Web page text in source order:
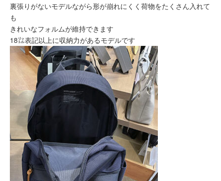
裏張りがないモデルながら形が崩れにくく荷物をたくさん入れて
も
きれいなフォルムが維持できます
18㍑表記以上に収納力があるモデルです